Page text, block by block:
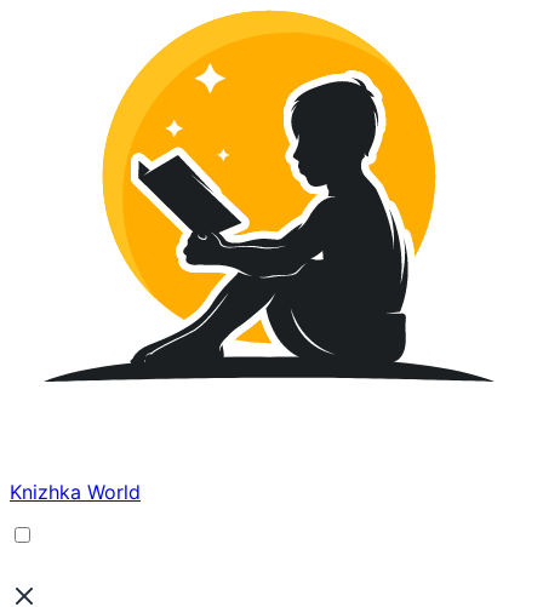
Knizhka World